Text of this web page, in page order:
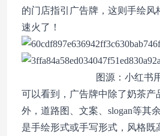
的门店指引广告牌，这则手绘风
速火了！
图源：小红书
可以看到，广告牌中除了奶茶产
外，道路图、文案、slogan等其
是手绘形式或手写形式，风格既